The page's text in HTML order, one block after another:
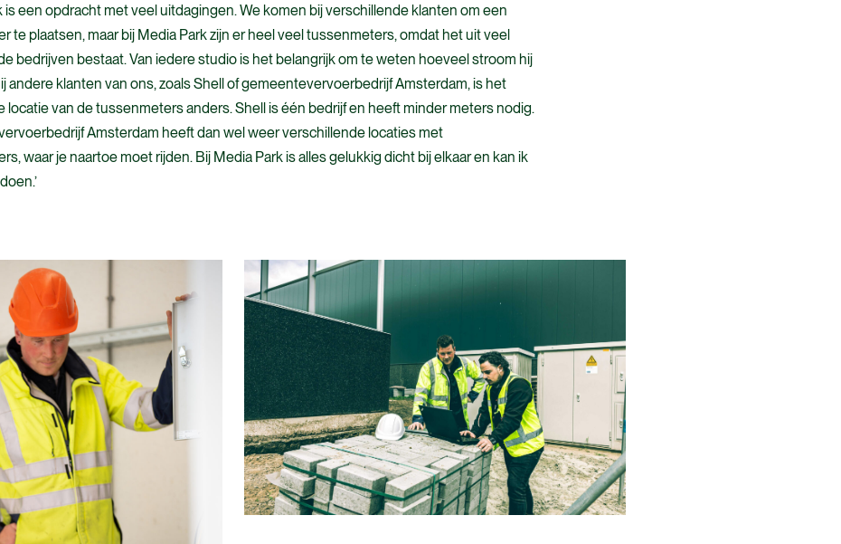
is een opdracht met veel uitdagingen. We komen bij verschillende klanten om een
te plaatsen, maar bij Media Park zijn er heel veel tussenmeters, omdat het uit veel
bedrijven bestaat. Van iedere studio is het belangrijk om te weten hoeveel stroom hij
andere klanten van ons, zoals Shell of gemeentevervoerbedrijf Amsterdam, is het
locatie van de tussenmeters anders. Shell is één bedrijf en heeft minder meters nodig.
Amsterdam heeft dan wel weer verschillende locaties met
waar je naartoe moet rijden. Bij Media Park is alles gelukkig dicht bij elkaar en kan ik